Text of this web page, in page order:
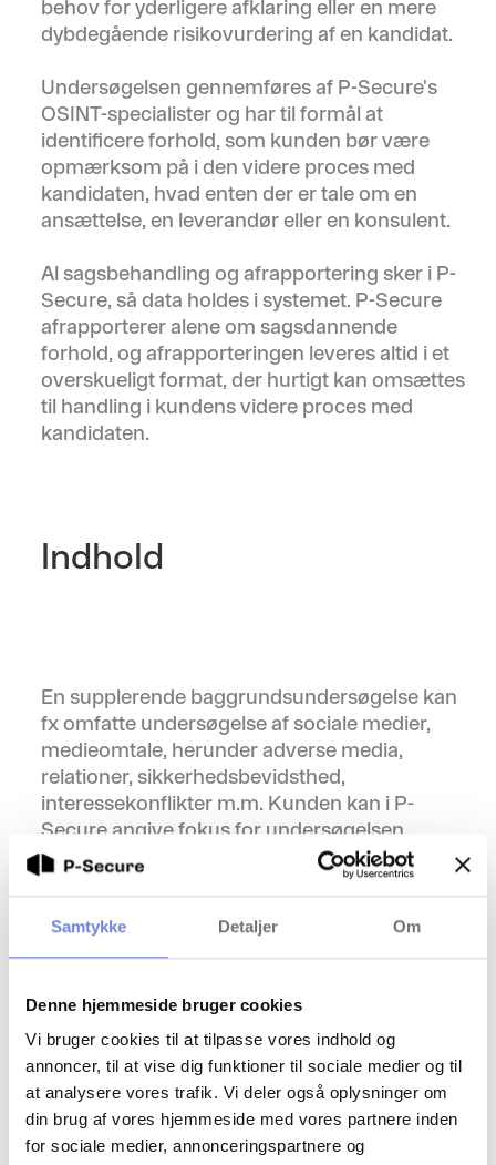
Samtykke Detaljer Om
Denne hjemmeside bruger cookies
Vi bruger cookies til at tilpasse vores indhold og
annoncer, til at vise dig funktioner til sociale medier og til
at analysere vores trafik. Vi deler også oplysninger om
din brug af vores hjemmeside med vores partnere inden
for sociale medier, annonceringspartnere og
behov for yderligere afklaring eller en mere
dybdegående risikovurdering af en kandidat.
Undersøgelsen gennemføres af P-Secure's
OSINT-specialister og har til formål at
identificere forhold, som kunden bør være
opmærksom på i den videre proces med
kandidaten, hvad enten der er tale om en
ansættelse, en leverandør eller en konsulent.
Al sagsbehandling og afrapportering sker i P-
Secure, så data holdes i systemet. P-Secure
afrapporterer alene om sagsdannende
forhold, og afrapporteringen leveres altid i et
overskueligt format, der hurtigt kan omsættes
til handling i kundens videre proces med
kandidaten.
Indhold
En supplerende baggrundsundersøgelse kan
fx omfatte undersøgelse af sociale medier,
medieomtale, herunder adverse media,
relationer, sikkerhedsbevidsthed,
interessekonflikter m.m. Kunden kan i P-
Secure angive fokus for undersøgelsen.
For at P-Secure kan udføre en supplerende
forinden have gennemført et automatiseret
baggrundstjek i P-Secure. På dette grundlag
verificerede oplysninger at arbejde ud fra,
herunder ID, basisoplysninger, CV,
erhvervsroller m.v. Af denne årsag kan
supplerende baggrundsundersøgelser
udføres hurtigt og effektivt.